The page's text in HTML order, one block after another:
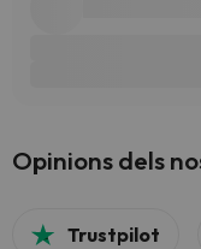
Opinions dels
Trustpilot